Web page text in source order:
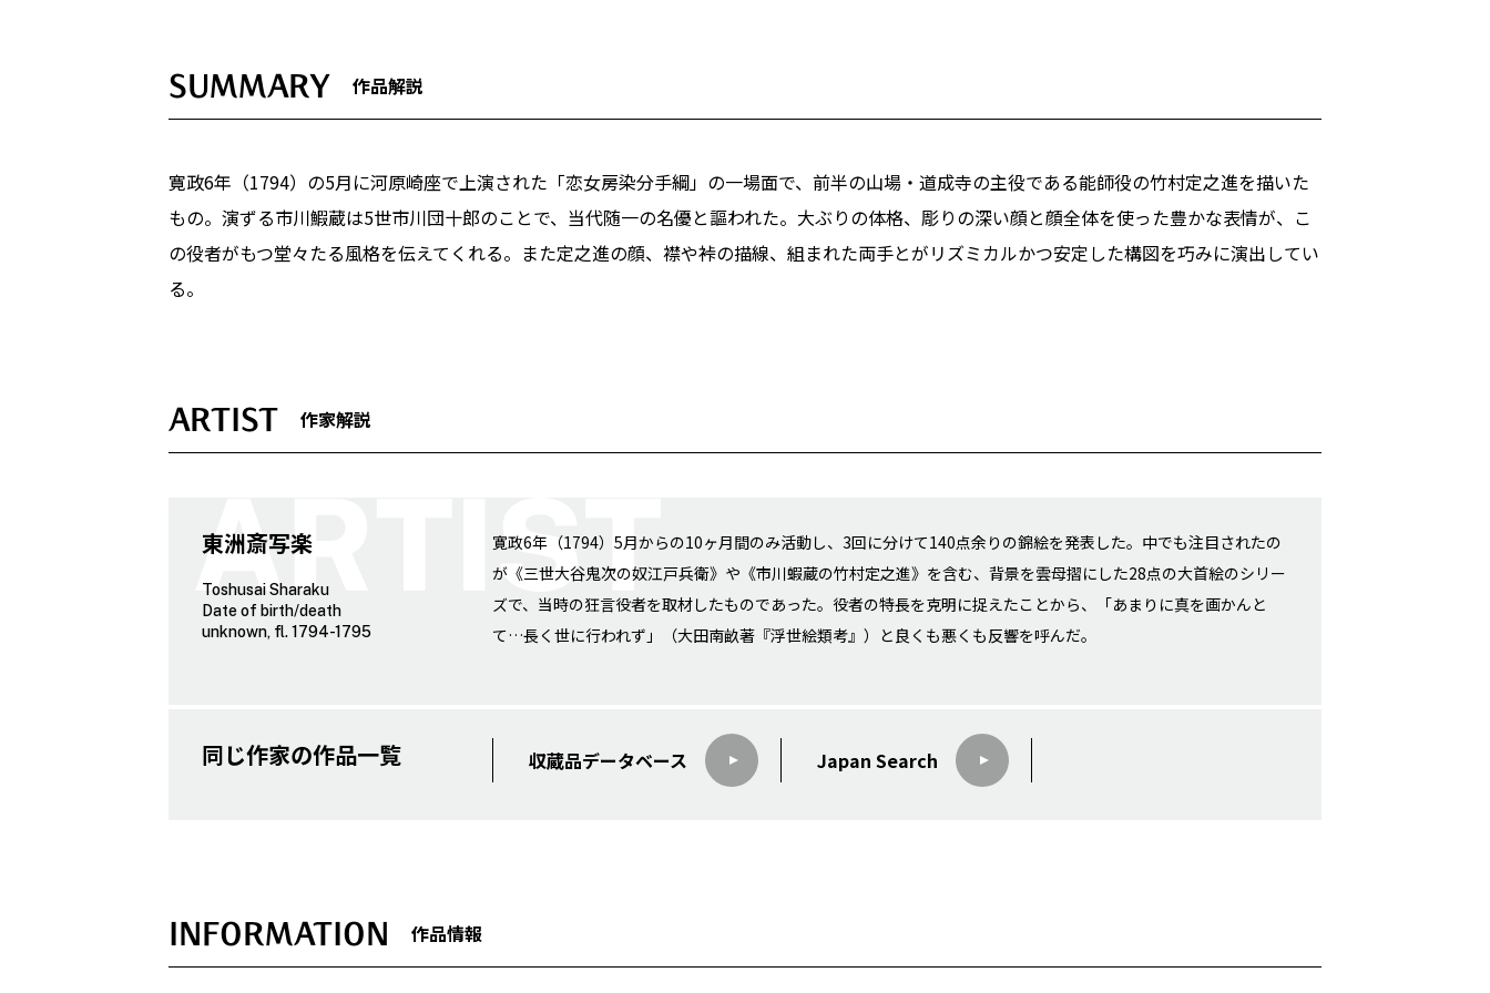
SUMMARY 作品解説
寛政6年（1794）の5月に河原崎座で上演された「恋女房染分手綱」の一場面で、前半の山場・道成寺の主役である能師役の竹村定之進を描いた
もの。演ずる市川鰕蔵は5世市川団十郎のことで、当代随一の名優と謳われた。大ぶりの体格、彫りの深い顔と顔全体を使った豊かな表情が、こ
の役者がもつ堂々たる風格を伝えてくれる。また定之進の顔、襟や裃の描線、組まれた両手とがリズミカルかつ安定した構図を巧みに演出してい
る。
ARTIST 作家解説
東洲斎写楽
Toshusai Sharaku
Date of birth/death
unknown, fl. 1794-1795
寛政6年（1794）5月からの10ヶ月間のみ活動し、3回に分けて140点余りの錦絵を発表した。中でも注目されたの
が《三世大谷鬼次の奴江戸兵衛》や《市川蝦蔵の竹村定之進》を含む、背景を雲母摺にした28点の大首絵のシリー
ズで、当時の狂言役者を取材したものであった。役者の特長を克明に捉えたことから、「あまりに真を画かんと
て…長く世に行われず」（大田南畝著『浮世絵類考』）と良くも悪くも反響を呼んだ。
同じ作家の作品一覧 収蔵品データベース Japan Search
INFORMATION 作品情報